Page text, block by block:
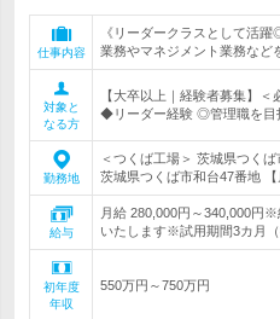
仕事内容
《リーダークラスとして活
業務やマネジメント業務など
対象と
なる方
【大卒以上｜経験者募集】
◆リーダー経験 ◎管理職を目
勤務地
＜つくば工場＞ 茨城県つく
茨城県つくば市和台47番地 【
給与
月給 280,000円～340,000円
いたします※試用期間3カ月（
初年度
年収
550万円～750万円